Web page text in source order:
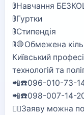
🚦Навчання
🚦Гуртки
🚦Стипендія
🚦🛑Обмежена
Київський
технологій та
📲☎️096-010-73-
📲☎️098-007-14-
🙋‍♀️Заяву можна